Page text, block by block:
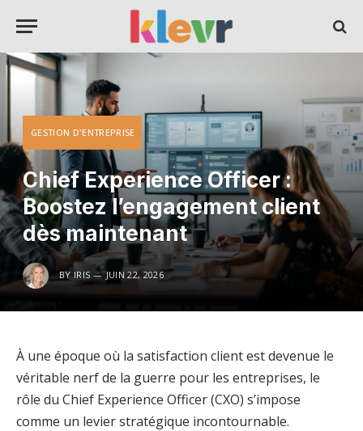
GESTION D'ENTREPRISE
Chief Experience Officer :
Boostez l’engagement client
dès maintenant
BY IRIS JUIN 22, 2026
À une époque où la satisfaction client est devenue le
véritable nerf de la guerre pour les entreprises, le
rôle du Chief Experience Officer (CXO) s’impose
comme un levier stratégique incontournable.